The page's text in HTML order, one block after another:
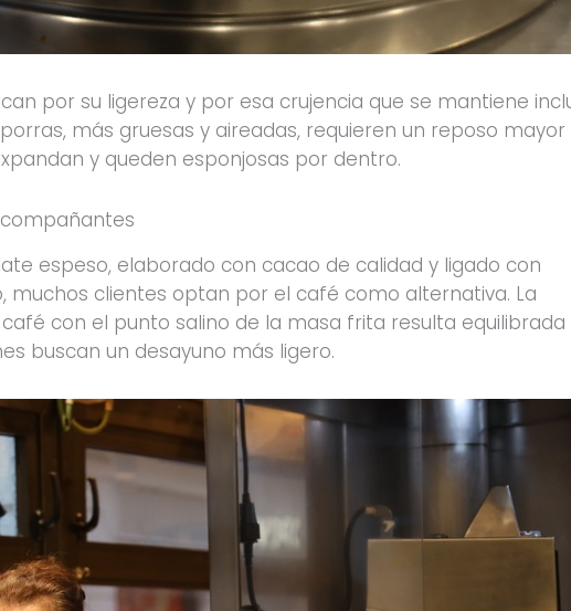
por su ligereza y por esa crujencia que se mantiene
más gruesas y aireadas, requieren un reposo mayor
y queden esponjosas por dentro.
espeso, elaborado con cacao de calidad y ligado con
clientes optan por el café como alternativa. La
con el punto salino de la masa frita resulta equilibrada
buscan un desayuno más ligero.